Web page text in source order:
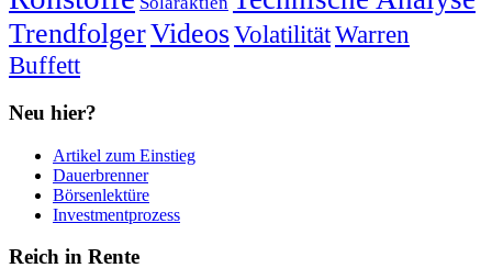
TrendfolgerVideosVolatilitätWarren
Buffett
Neu hier?
Artikel zum Einstieg
Dauerbrenner
Börsenlektüre
Investmentprozess
Reich in Rente